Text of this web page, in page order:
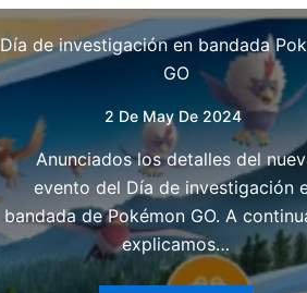
Día de investigación en bandada
GO
2 De May De 2024
Anunciados los detalles del
evento del Día de investigación
bandada de Pokémon GO. A
explicamos…